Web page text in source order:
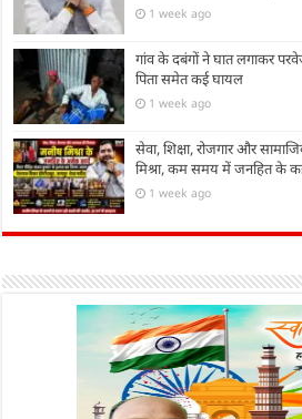
1 week ago
गांव के दबंगों ने घात लगाकर
पिता समेत कई घायल
1 week ago
सेवा, शिक्षा, रोजगार और
मिश्रा, कम समय में जनहित के
1 week ago